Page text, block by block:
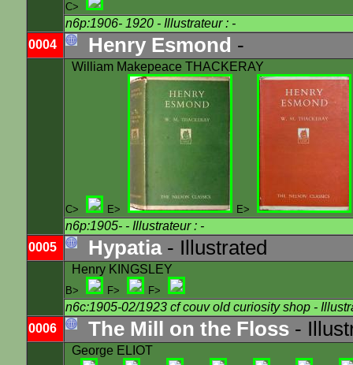
C>
n6p:1906- 1920 - Illustrateur : -
0004
Henry Esmond -
William Makepeace THACKERAY
C> E> E>
n6p:1905- - Illustrateur : -
0005
Hypatia - Illustrated
Henry KINGSLEY
B> F> F>
n6c:1905-02/1923 cf couv old curiosity shop -
0006
The Mill on the Floss -
George ELIOT